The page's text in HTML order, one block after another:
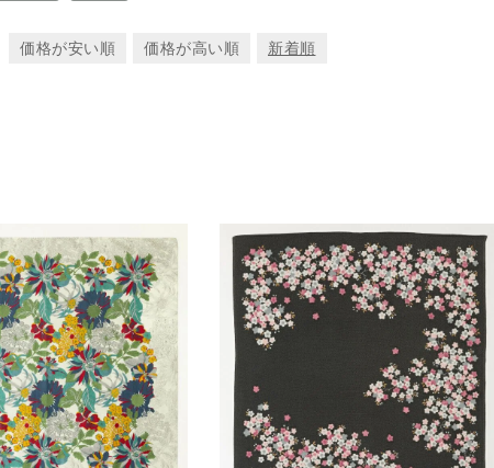
価格が安い順 価格が高い順 新着順